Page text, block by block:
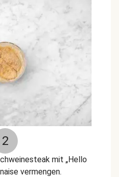
2
mit „Hello
vermengen.